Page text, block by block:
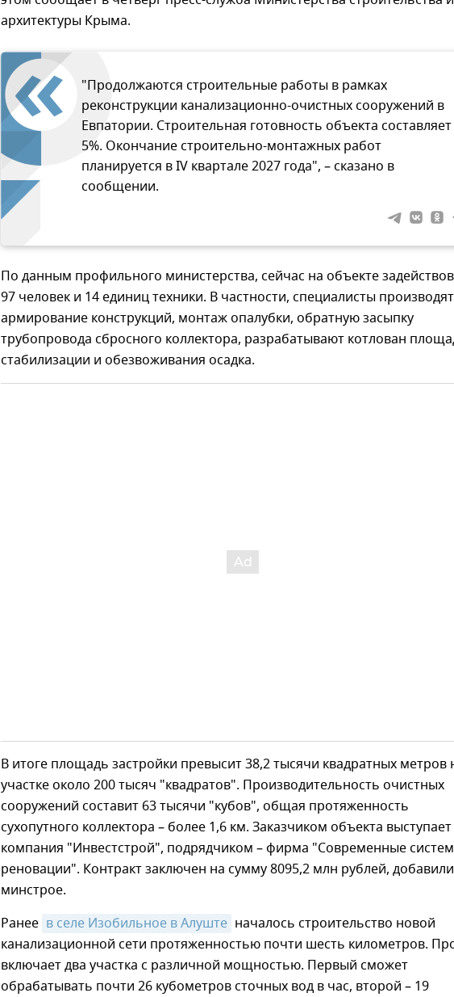
архитектуры Крыма.
"Продолжаются строительные работы в рамках
реконструкции канализационно-очистных сооружений в
Евпатории. Строительная готовность объекта составляет
5%. Окончание строительно-монтажных работ
планируется в IV квартале 2027 года", – сказано в
сообщении.
По данным профильного министерства, сейчас на объекте
97 человек и 14 единиц техники. В частности, специалисты производят
армирование конструкций, монтаж опалубки, обратную засыпку
трубопровода сбросного коллектора, разрабатывают котлован
стабилизации и обезвоживания осадка.
В итоге площадь застройки превысит 38,2 тысячи квадратных метров
участке около 200 тысяч "квадратов". Производительность очистных
сооружений составит 63 тысячи "кубов", общая протяженность
сухопутного коллектора – более 1,6 км. Заказчиком объекта выступает
компания "Инвестстрой", подрядчиком – фирма "Современные
реновации". Контракт заключен на сумму 8095,2 млн рублей,
минстрое.
Ранее в селе Изобильное в Алуште началось строительство новой
канализационной сети протяженностью почти шесть километров.
включает два участка с различной мощностью. Первый сможет
обрабатывать почти 26 кубометров сточных вод в час, второй – 19